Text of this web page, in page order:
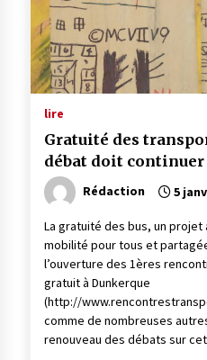
lire
Gratuité des
débat doit continuer
Rédaction 5
La gratuité des bus, un projet
mobilité pour tous et
l’ouverture des 1ères
gratuit à Dunkerque
(http://
comme de nombreuses
renouveau des débats sur